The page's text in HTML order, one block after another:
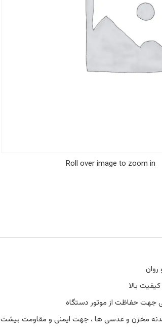
Roll over image to zoom in
روان
بالا
جهت حفاظت از موتور دستگاه
بدنه مخزن و عدسی ها ، جهت ایمنی و مقاومت بیشت